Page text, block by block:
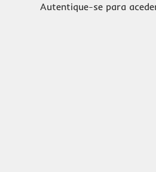
Autentique-se para